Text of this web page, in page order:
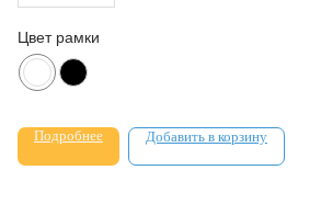
Цвет рамки
Подробнее Добавить в корзину